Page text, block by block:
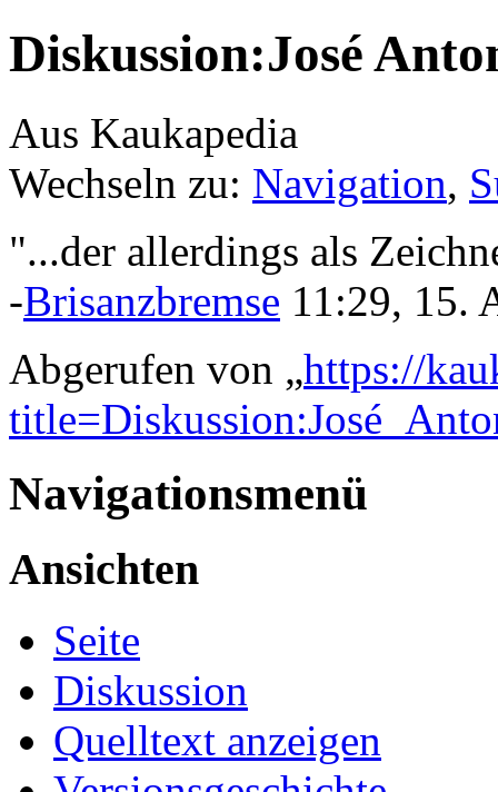
Diskussion:José
Aus Kaukapedia
Wechseln zu: Navigation,
"...der allerdings als
-Brisanzbremse 11:29, 15.
Abgerufen von „https://
Navigationsmenü
Ansichten
Seite
Diskussion
Quelltext anzeigen